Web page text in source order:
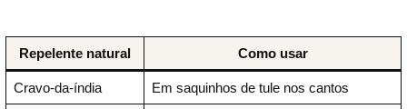
Repelente natural Como usar
Cravo-da-índia Em saquinhos de tule nos cantos